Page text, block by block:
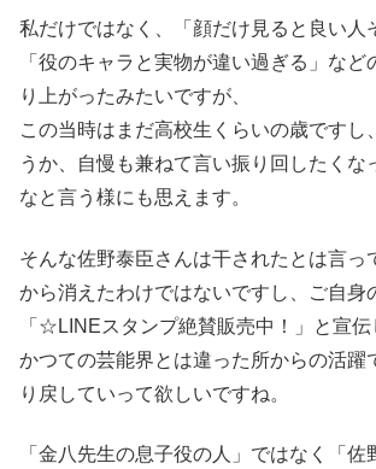
私だけではなく、「顔だけ見ると良い人
「役のキャラと実物が違い過ぎる」など
り上がったみたいですが、
この当時はまだ高校生くらいの歳ですし
うか、自慢も兼ねて言い振り回したくな
なと言う様にも思えます。
そんな佐野泰臣さんは干されたとは言っ
から消えたわけではないですし、ご自身
「☆LINEスタンプ絶賛販売中！」と宣伝
かつての芸能界とは違った所からの活躍
り戻していって欲しいですね。
「金八先生の息子役の人」ではなく「佐